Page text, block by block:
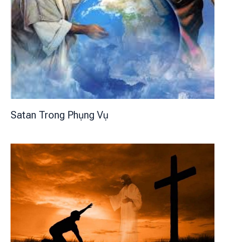
Satan Trong Phụng Vụ